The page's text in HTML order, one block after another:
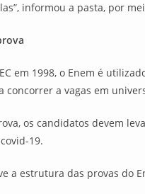
informou a pasta, por
em 1998, o Enem é
concorrer a vagas em
os candidatos devem
19.
a estrutura das provas do